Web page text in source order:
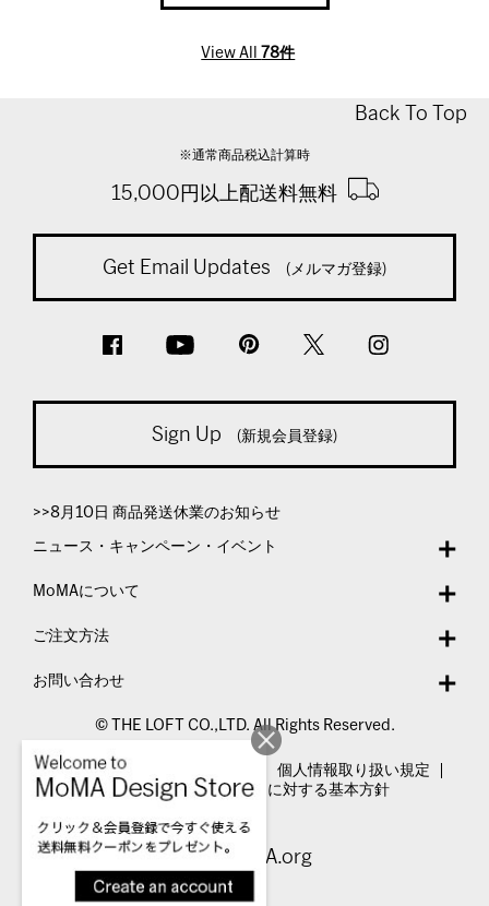
View All 78件
Back To Top
※通常商品税込計算時
15,000円以上配送料無料
Get Email Updates (メルマガ登録)
Sign Up (新規会員登録)
>>8月10日 商品発送休業のお知らせ
ニュース・キャンペーン・イベント
MoMAについて
ご注文方法
お問い合わせ
© THE LOFT CO.,LTD. All Rights Reserved.
特定商取引法表示
個人情報取り扱い規定
カスタマーハラスメントに対する基本方針
Visit MoMA.org